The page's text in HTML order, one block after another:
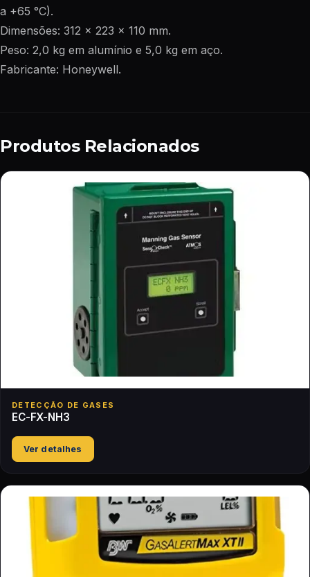
a +65 °C).
Dimensões: 312 x 223 x 110 mm.
Peso: 2,0 kg em alumínio e 5,0 kg em aço.
Fabricante: Honeywell.
Produtos Relacionados
DETECÇÃO DE GASES
EC-FX-NH3
Ver detalhes